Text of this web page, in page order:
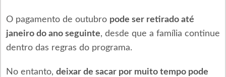
O pagamento de outubro pode ser retirado até
janeiro do ano seguinte, desde que a família continue
dentro das regras do programa.
No entanto, deixar de sacar por muito tempo pode